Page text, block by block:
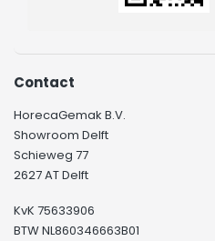
Contact
HorecaGemak B.V.
Showroom Delft
Schieweg 77
2627 AT Delft
KvK 75633906
BTW NL860346663B01